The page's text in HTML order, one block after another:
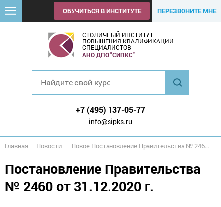
ОБУЧИТЬСЯ В ИНСТИТУТЕ ПЕРЕЗВОНИТЕ МНЕ
СТОЛИЧНЫЙ ИНСТИТУТ
ПОВЫШЕНИЯ КВАЛИФИКАЦИИ
СПЕЦИАЛИСТОВ
АНО ДПО "СИПКС"
+7 (495) 137-05-77
info@sipks.ru
Главная Новости Новое Постановление Правительства № 2460 от 31.12.2020 г.
Постановление Правительства
№ 2460 от 31.12.2020 г.